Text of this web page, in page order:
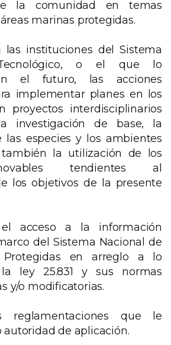
la comunidad en temas
marinas protegidas.
las instituciones del Sistema
o el que lo
el futuro, las acciones
implementar planes en los
proyectos interdisciplinarios
investigación de base, la
las especies y los ambientes
la utilización de los
tendientes al
los objetivos de la presente
el acceso a la información
del Sistema Nacional de
Protegidas en arreglo a lo
ley 25.831 y sus normas
y/o modificatorias.
reglamentaciones que le
de aplicación.